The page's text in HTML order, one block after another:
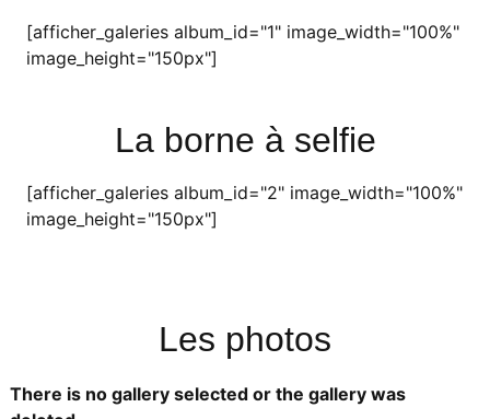
[afficher_galeries album_id="1" image_width="100%"
image_height="150px"]
La borne à selfie
[afficher_galeries album_id="2" image_width="100%"
image_height="150px"]
Les photos
There is no gallery selected or the gallery was